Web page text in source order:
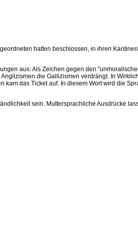
hatten beschlossen, in ihren
aus: Als Zeichen gegen den
die Gallizismen verdrängt. In
das Ticket auf. In diesem Wort wird die
sein. Muttersprachliche Ausdrücke